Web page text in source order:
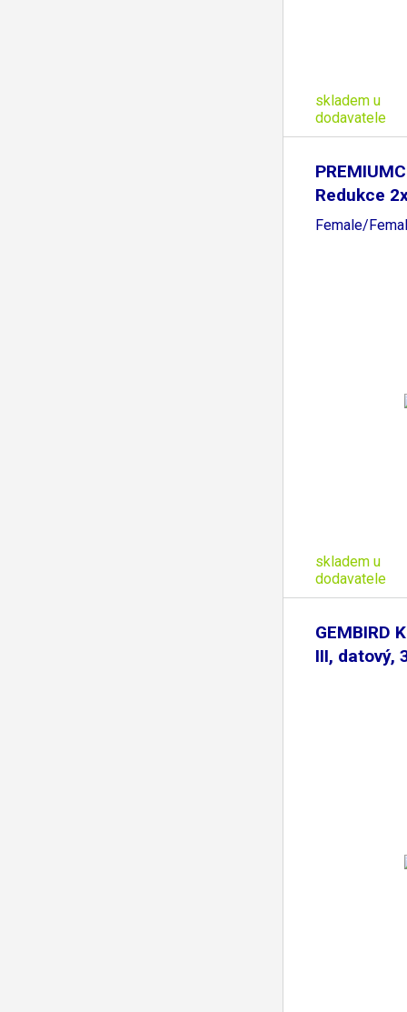
skladem u
dodavatele
Redukce
Female/
skladem u
dodavatele
GEMBIRD
III, datový,